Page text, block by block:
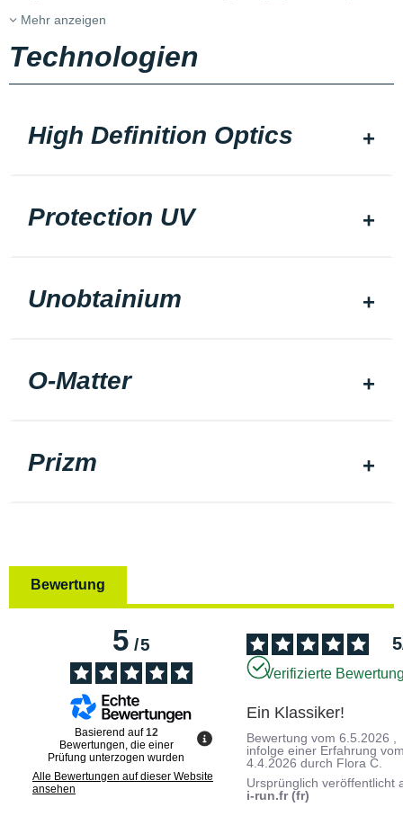
Mehr anzeigen
Technologien
High Definition Optics
Protection UV
Unobtainium
O-Matter
Prizm
Bewertung
5/5
Basierend auf12
Bewertungen, die einer
Prüfung unterzogen wurden
Alle Bewertungen auf dieser Website
ansehen
5
Verifizierte
Ein Klassiker!
Bewertung vom6.5.2026
infolge einer Erfahrung
4.4.2026 durch Flora C.
Ursprünglich veröffentlicht
i-run.fr (fr)